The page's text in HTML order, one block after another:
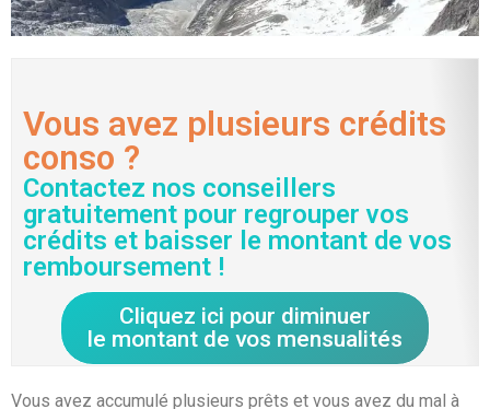
Vous avez plusieurs crédits
conso ?
Contactez nos conseillers
gratuitement pour regrouper vos
crédits et baisser le montant de vos
remboursement !
Cliquez ici pour diminuer
le montant de vos mensualités
Vous avez accumulé plusieurs prêts et vous avez du mal à